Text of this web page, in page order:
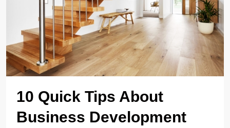
10 Quick Tips About
Business Development